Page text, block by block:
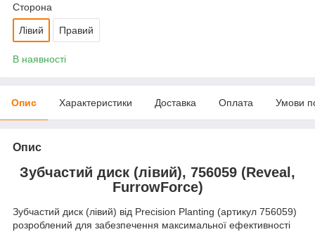
Сторона
Лівий Правий
В наявності
Опис Характеристики Доставка Оплата Умови
Опис
Зубчастий диск (лівий), 756059 (Reveal,
FurrowForce)
Зубчастий диск (лівий) від Precision Planting (артикул 756059)
розроблений для забезпечення максимальної ефективності